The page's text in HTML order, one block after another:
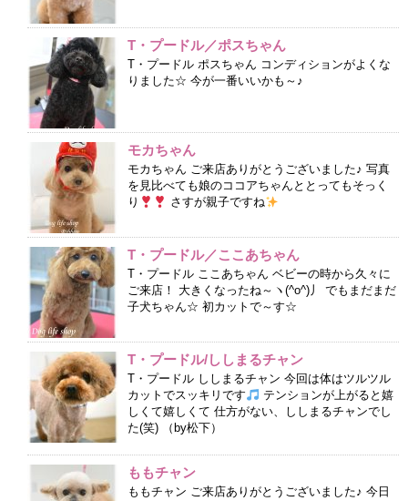
T・プードル／ポスちゃん
T・プードル ポスちゃん コンディションがよくな
りました☆ 今が一番いいかも～♪
モカちゃん
モカちゃん ご来店ありがとうございました♪ 写真
を見比べても娘のココアちゃんととってもそっく
り
さすが親子ですね
T・プードル／ここあちゃん
T・プードル ここあちゃん ベビーの時から久々に
ご来店！ 大きくなったね～ヽ(^o^)丿 でもまだまだ
子犬ちゃん☆ 初カットで～す☆
T・プードル/ししまるチャン
T・プードル ししまるチャン 今回は体はツルツル
カットでスッキリです
テンションが上がると嬉
しくて嬉しくて 仕方がない、ししまるチャンでし
た(笑) （by松下）
ももチャン
ももチャン ご来店ありがとうございました♪ 今日